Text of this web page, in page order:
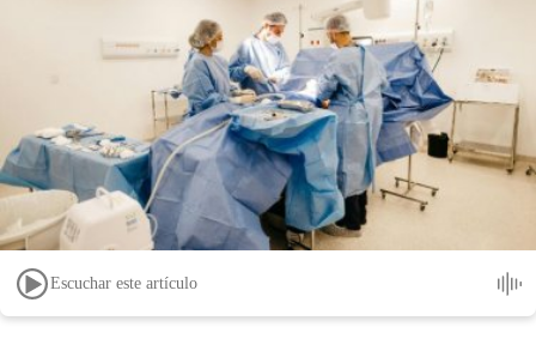
Escuchar este artículo